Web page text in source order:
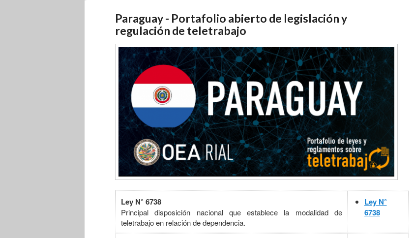
Paraguay - Portafolio abierto de legislación y
regulación de teletrabajo
Ley N° 6738
Principal disposición nacional que establece la modalidad de
teletrabajo en relación de dependencia.
Ley N°
6738